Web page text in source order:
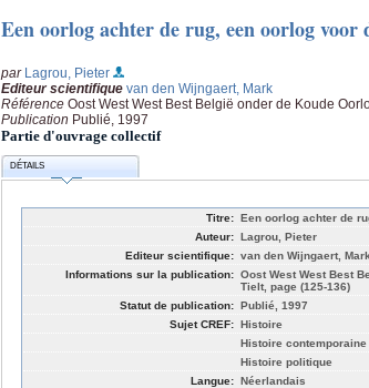
Een oorlog achter de rug, een oorlog voor
par Lagrou, Pieter
Editeur scientifique van den Wijngaert, Mark
Référence Oost West West Best België onder de Koude
Publication Publié, 1997
Partie d'ouvrage collectif
DÉTAILS
Titre: Een oorlog achter de
Auteur: Lagrou, Pieter
Editeur scientifique: van den Wijngaert, Mark
Informations sur la publication: Oost West West Best
Tielt, page (125-136)
Statut de publication: Publié, 1997
Sujet CREF: Histoire
Histoire
Histoire politique
Langue: Néerlandais